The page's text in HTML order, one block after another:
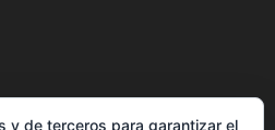
y de terceros para garantizar el